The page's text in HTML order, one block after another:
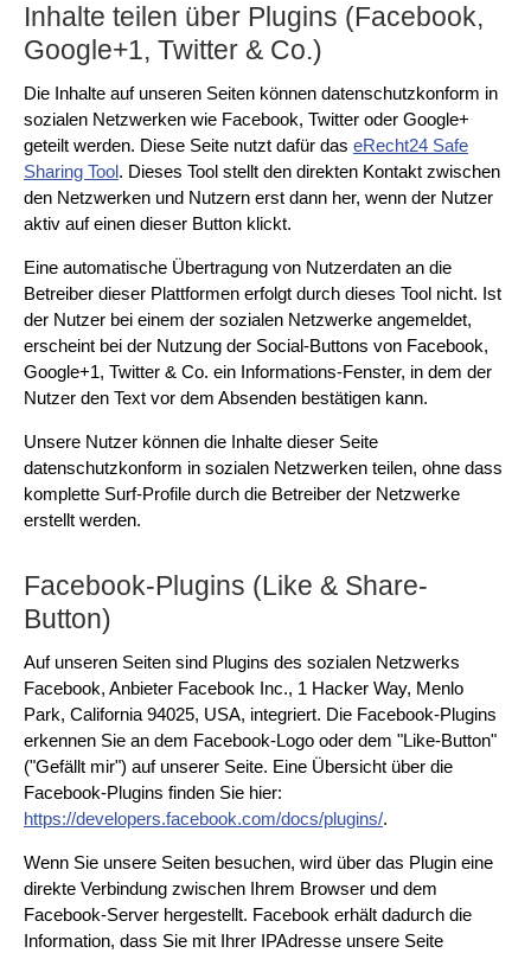
Inhalte teilen über Plugins (Facebook,
Google+1, Twitter & Co.)
Die Inhalte auf unseren Seiten können datenschutzkonform in
sozialen Netzwerken wie Facebook, Twitter oder Google+
geteilt werden. Diese Seite nutzt dafür das eRecht24 Safe
Sharing Tool . Dieses Tool stellt den direkten Kontakt zwischen
den Netzwerken und Nutzern erst dann her, wenn der Nutzer
aktiv auf einen dieser Button klickt.
Eine automatische Übertragung von Nutzerdaten an die
Betreiber dieser Plattformen erfolgt durch dieses Tool nicht. Ist
der Nutzer bei einem der sozialen Netzwerke angemeldet,
erscheint bei der Nutzung der Social-Buttons von Facebook,
Google+1, Twitter & Co. ein Informations-Fenster, in dem der
Nutzer den Text vor dem Absenden bestätigen kann.
Unsere Nutzer können die Inhalte dieser Seite
datenschutzkonform in sozialen Netzwerken teilen, ohne dass
komplette Surf-Profile durch die Betreiber der Netzwerke
erstellt werden.
Facebook-Plugins (Like & Share-
Button)
Auf unseren Seiten sind Plugins des sozialen Netzwerks
Facebook, Anbieter Facebook Inc., 1 Hacker Way, Menlo
Park, California 94025, USA, integriert. Die Facebook-Plugins
erkennen Sie an dem Facebook-Logo oder dem "Like-Button"
("Gefällt mir") auf unserer Seite. Eine Übersicht über die
Facebook-Plugins finden Sie hier:
https://developers.facebook.com/docs/plugins/.
Wenn Sie unsere Seiten besuchen, wird über das Plugin eine
direkte Verbindung zwischen Ihrem Browser und dem
Facebook-Server hergestellt. Facebook erhält dadurch die
Information, dass Sie mit Ihrer IPAdresse unsere Seite